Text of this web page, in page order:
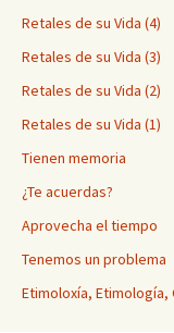
Retales de su Vida (4)
Retales de su Vida (3)
Retales de su Vida (2)
Retales de su Vida (1)
Tienen memoria
¿Te acuerdas?
Aprovecha el tiempo
Tenemos un problema
Etimoloxía, Etimología,